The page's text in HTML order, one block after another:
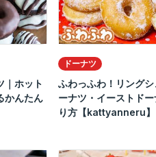
｜ホット
かんたん
ドーナツ
ふわっふわ！リング
ーナツ・イーストド
り方【kattyanneru】